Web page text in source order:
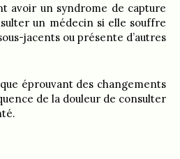
avoir un syndrome de capture
un médecin si elle souffre
jacents ou présente d’autres
éprouvant des changements
de la douleur de consulter